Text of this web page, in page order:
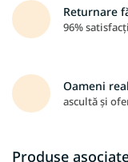
Returnare
96%
Oameni
ascultă și
Produse